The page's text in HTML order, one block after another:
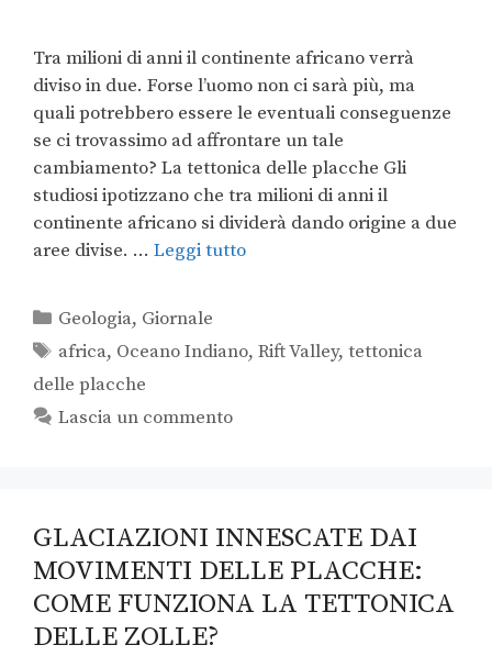
Tra milioni di anni il continente africano verrà
diviso in due. Forse l’uomo non ci sarà più, ma
quali potrebbero essere le eventuali conseguenze
se ci trovassimo ad affrontare un tale
cambiamento? La tettonica delle placche Gli
studiosi ipotizzano che tra milioni di anni il
continente africano si dividerà dando origine a due
aree divise. … Leggi tutto
Geologia, Giornale
africa, Oceano Indiano,Rift Valley,tettonica
delle placche
Lascia un commento
GLACIAZIONI INNESCATE DAI
MOVIMENTI DELLE PLACCHE:
COME FUNZIONA LA TETTONICA
DELLE ZOLLE?